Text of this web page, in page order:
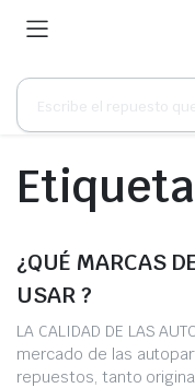
Búsqueda
productos
¿QUÉ MARCAS
USAR ?
LA CALIDAD DE LAS
mercado de las
repuestos, tanto